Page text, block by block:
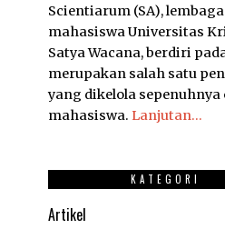
Scientiarum (SA),
mahasiswa Universitas
Satya Wacana, berdiri
merupakan salah satu
yang dikelola sepenuhnya
mahasiswa. Lanjutan...
KATEGORI
Artikel